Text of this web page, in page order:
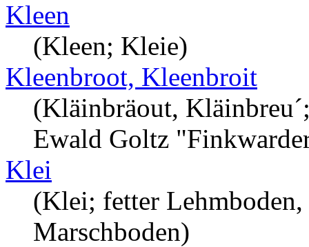
Kleen
(Kleen; Kleie)
Kleenbroot, Kleenbroit
(Kläinbräout,
Ewald Goltz
Klei
(Klei; fetter
Marschboden)